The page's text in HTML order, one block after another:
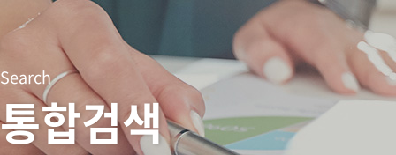
Search
통합검색